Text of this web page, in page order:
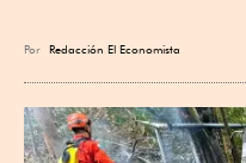
Por Redacción El Economista